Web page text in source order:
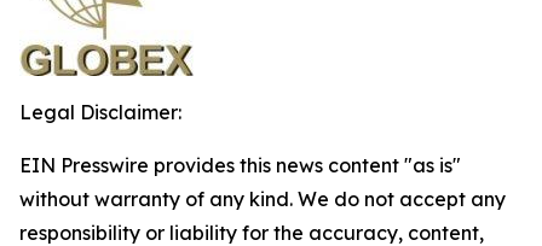
Legal Disclaimer:
EIN Presswire provides this news content "as is"
without warranty of any kind. We do not accept any
responsibility or liability for the accuracy, content,